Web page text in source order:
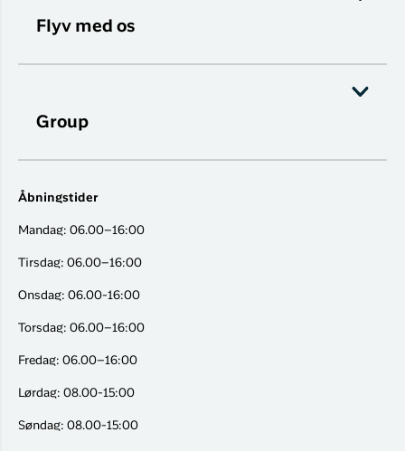
Flyv med os
Group
Åbningstider
Mandag: 06.00–16:00
Tirsdag: 06.00–16:00
Onsdag: 06.00-16:00
Torsdag: 06.00–16:00
Fredag: 06.00–16:00
Lørdag: 08.00-15:00
Søndag: 08.00-15:00